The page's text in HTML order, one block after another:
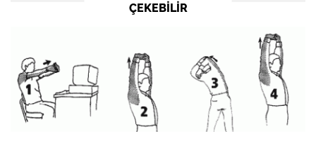
ÇEKEBILIR